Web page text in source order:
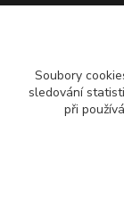
Soubory
sledování
při